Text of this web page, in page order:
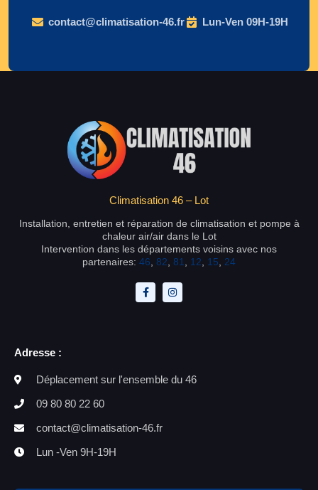
contact@climatisation-46.fr Lun-Ven 09H-19H
Climatisation 46 – Lot
Installation, entretien et réparation de climatisation et pompe à
chaleur air/air dans le Lot
Intervention dans les départements voisins avec nos
partenaires: 46 82 81 12 15 24
Adresse :
Déplacement sur l'ensemble du 46
09 80 80 22 60
contact@climatisation-46.fr
Lun -Ven 9H-19H